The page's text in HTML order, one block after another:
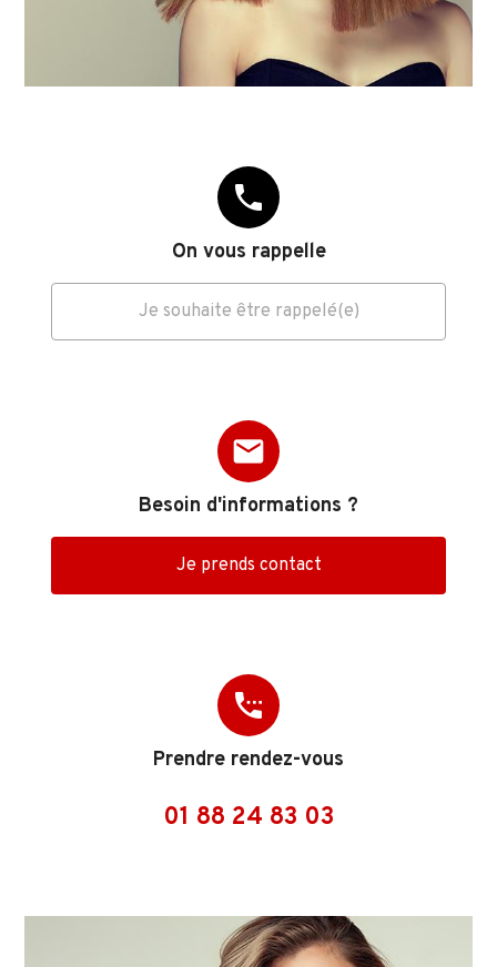
phone
On vous rappelle
Je souhaite être rappelé(e)
mail
Besoin d'informations ?
Je prends contact
settings_phone
Prendre rendez-vous
01 88 24 83 03